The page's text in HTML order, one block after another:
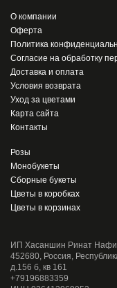
О компании
Оферта
Политика
Согласие на обработку
Доставка и оплата
Условия возврата
Уход за цветами
Карта сайта
Контакты
Розы
Монобукеты
Сборные букеты
Цветы в коробках
Цветы в корзинах
ИП Хасаншин Ринат
452680, Россия,
д.156 б, кв 161
+79196883359